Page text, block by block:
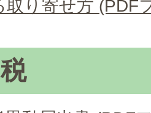
取り寄せ方 (PDF